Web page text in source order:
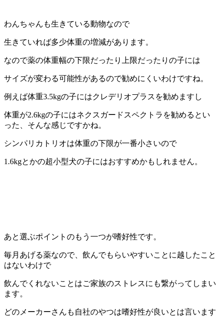
わんちゃんも生きている動物なので
生きていれば多少体重の増減があります。
なので薬の体重幅の下限だったり上限だったりの子には
サイズが変わる可能性があるので勧めにくいわけですね。
例えば体重3.5kgの子にはクレデリオプラスを勧めますし
体重が2.6kgの子にはネクスガードスペクトラを勧めるとい
った、そんな感じですかね。
シンパリカトリオは体重の下限が一番小さいので
1.6kgとかの超小型犬の子にはおすすめかもしれません。
あと選ぶポイントのもう一つが嗜好性です。
毎月あげる薬なので、飲んでもらいやすいことに越したこと
はないわけで
飲んでくれないことはご家族のストレスにも繋がってしまい
ます。
どのメーカーさんも自社のやつは嗜好性が良いとは言います